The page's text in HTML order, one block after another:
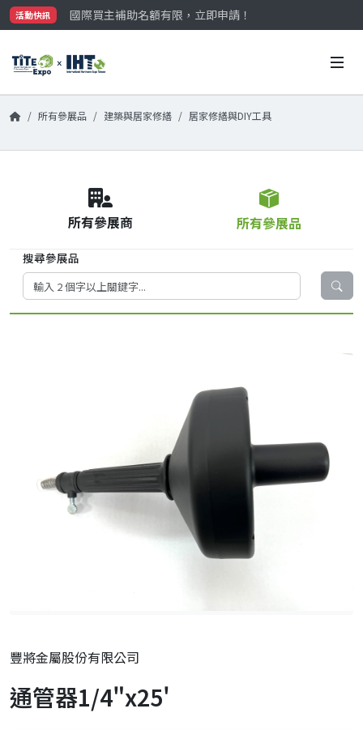
活動快訊
國際買主補助名額有限，立即申請！
參觀門票開放申請中‼️
國際買主補助名額有限，立即申請！
所有參展品 建築與居家修繕 居家修繕與DIY工具
所有參展商 所有參展品
搜尋參展品
豐將金屬股份有限公司
通管器1/4"x25'